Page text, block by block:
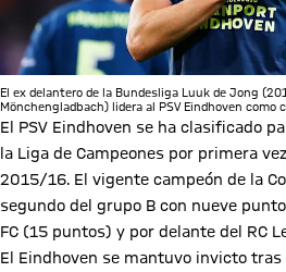
El ex delantero de la Bundesliga Luuk de Jong
Mönchengladbach) lidera al PSV Eindhoven como
El PSV Eindhoven se ha clasificado
la Liga de Campeones por primera
2015/16. El vigente campeón de la
segundo del grupo B con nueve
FC (15 puntos) y por delante del RC
El Eindhoven se mantuvo invicto